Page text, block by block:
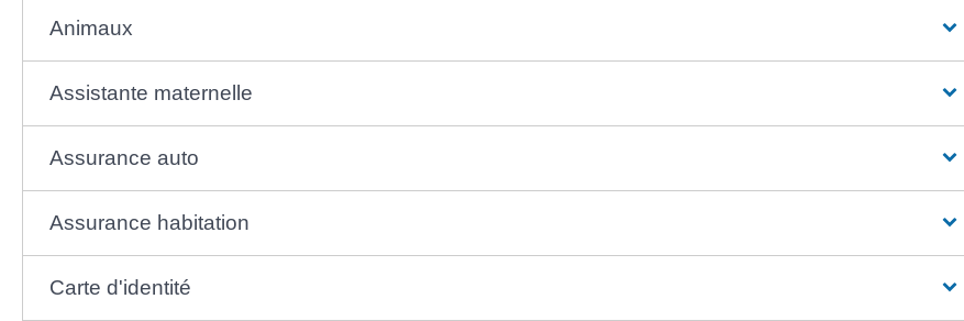
Animaux
Assistante maternelle
Assurance auto
Assurance habitation
Carte d'identité